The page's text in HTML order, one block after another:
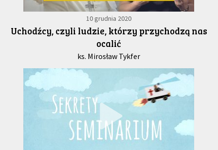
10 grudnia 2020
Uchodźcy, czyli ludzie, którzy przychodzą nas
ocalić
ks. Mirosław Tykfer